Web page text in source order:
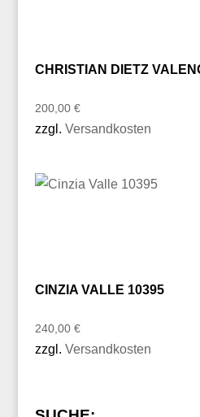
CHRISTIAN DIETZ
200,00 €
zzgl. Versandkosten
CINZIA VALLE 10395
240,00 €
zzgl. Versandkosten